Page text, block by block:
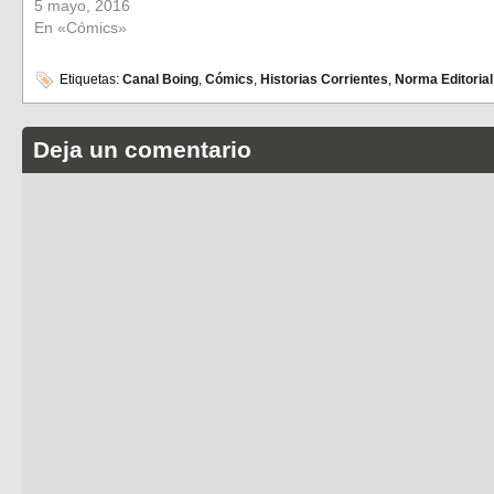
5 mayo, 2016
En «Cómics»
Etiquetas: Canal Boing, Cómics, Historias Corrientes, Norma Editorial
Deja un comentario